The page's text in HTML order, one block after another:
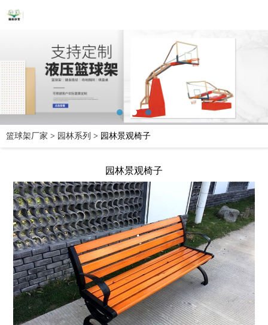
篮球架厂家 > 园林系列 > 园林景观椅子
园林景观椅子